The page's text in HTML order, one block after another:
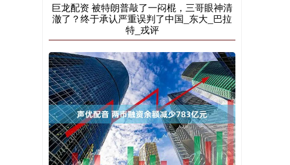
巨龙配资 被特朗普敲了一闷棍，三哥眼神清
澈了？终于承认严重误判了中国_东大_巴拉
特_戎评